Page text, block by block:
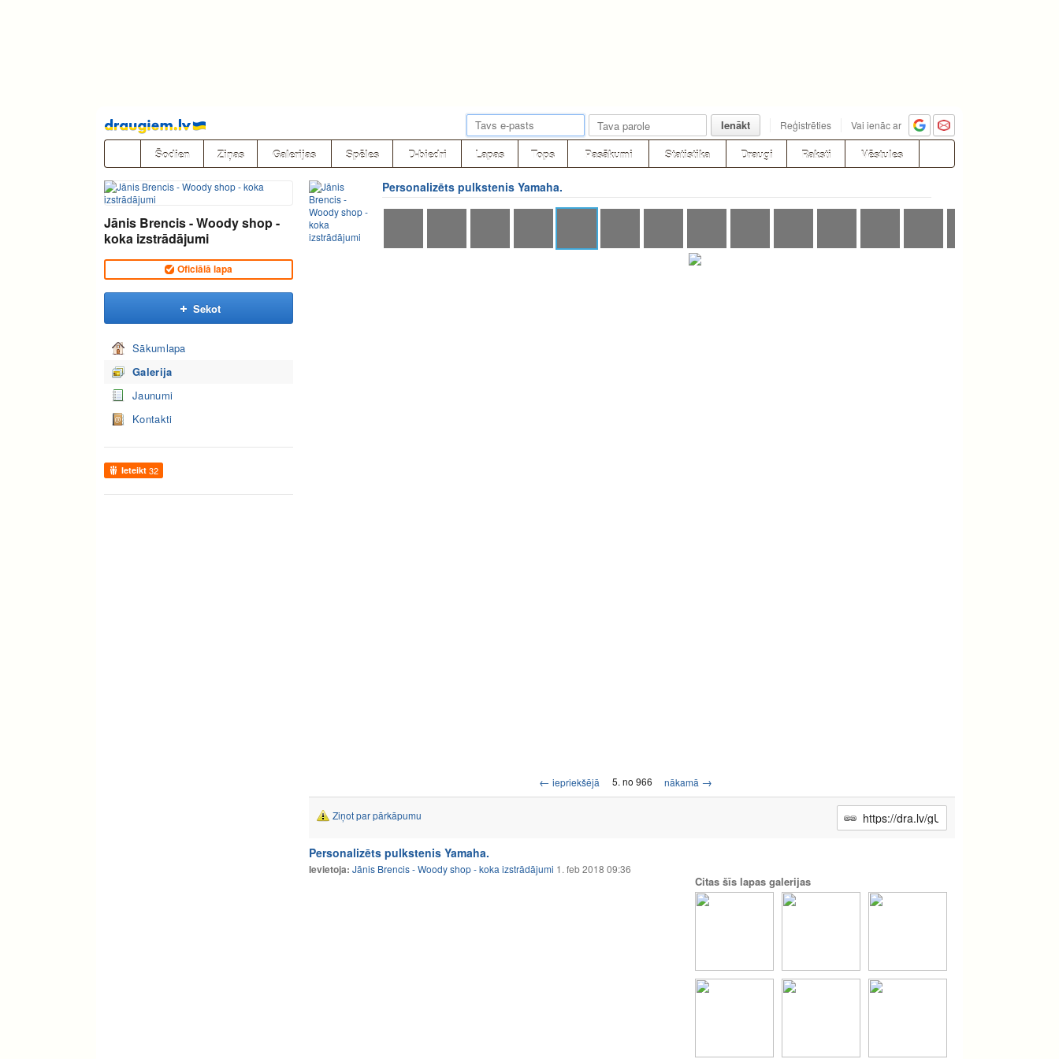
Pāriet
uz
saturu
Ienākt Reģistrēties Vai ienāc ar
Šodien Ziņas Galerijas Spēles D-biedri Lapas Tops Pasākumi Statistika Draugi Raksti Vēstules
Jānis Brencis - Woody shop -
koka izstrādājumi
Oficiālā lapa
Sekot
Sākumlapa
Galerija
Jaunumi
Kontakti
Ieteikt 32
Personalizēts pulkstenis Yamaha.
← iepriekšējā 5. no 966 nākamā →
Ziņot par pārkāpumu
Personalizēts pulkstenis Yamaha.
Ievietoja: Jānis Brencis - Woody shop - koka izstrādājumi 1. feb 2018 09:36
Citas šīs lapas galerijas